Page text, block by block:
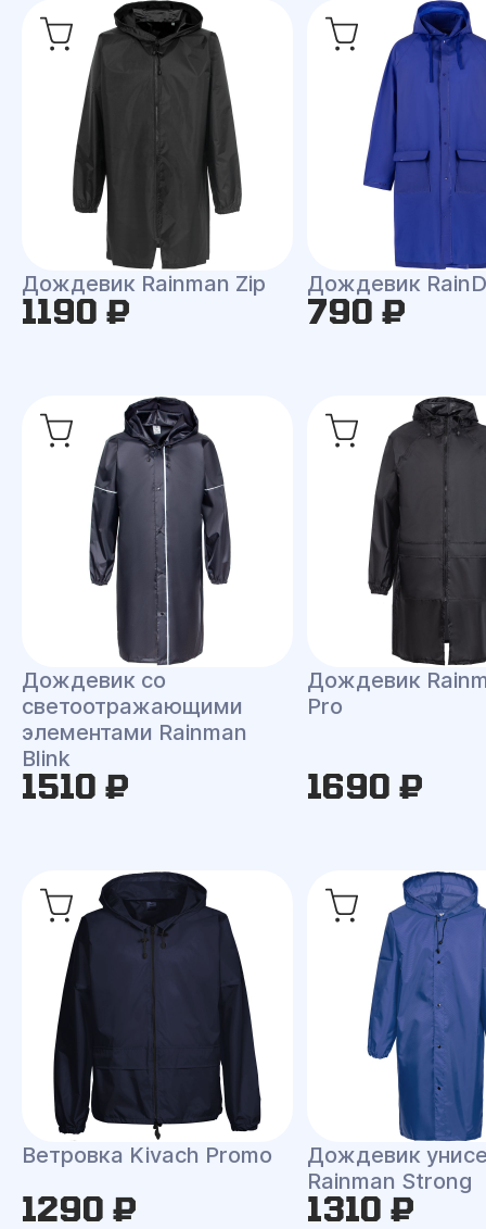
Дождевик Rainman Zip
1190 ₽
Дождевик
790 ₽
Дождевик со
светоотражающими
элементами Rainman
Blink
1510 ₽
Дождевик
Pro
1690 ₽
Ветровка Kivach Promo
1290 ₽
Дождевик
Rainman Strong
1310 ₽